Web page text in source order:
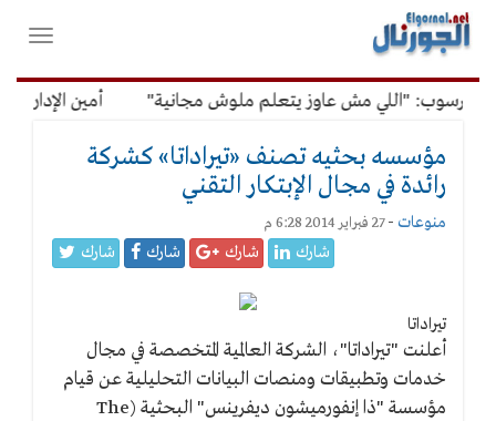
القائمة
الرئيسية
فتح
"اللي مش عاوز يتعلم ملوش مجانية" أمين الإدارة
مؤسسه بحثيه تصنف «تيراداتا» كشركة
رائدة في مجال الإبتكار التقني
منوعات -27 فبراير 2014 6:28 م
شارك شارك شارك شارك
تيراداتا
أعلنت "تيراداتا"، الشركة العالمية المتخصصة في مجال
خدمات وتطبيقات ومنصات البيانات التحليلية عن قيام
مؤسسة "ذا إنفورميشون ديفرينس" البحثية (The